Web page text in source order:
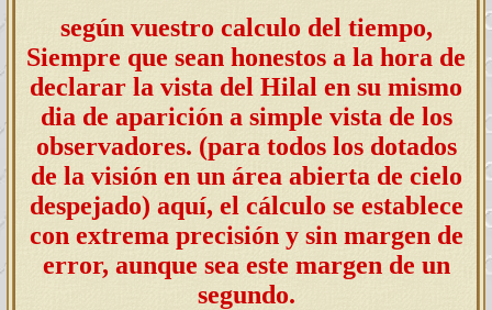
según vuestro calculo del tiempo,
Siempre que sean honestos a la hora de
declarar la vista del Hilal en su mismo
dia de aparición a simple vista de los
observadores. (para todos los dotados
de la visión en un área abierta de cielo
despejado) aquí, el cálculo se establece
con extrema precisión y sin margen de
error, aunque sea este margen de un
segundo.